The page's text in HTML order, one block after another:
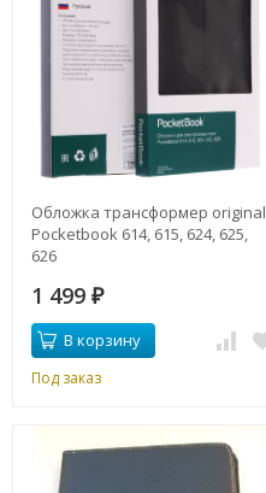
Обложка трансформер original
Pocketbook 614, 615, 624, 625,
626
1 499 ₽
В корзину
Под заказ